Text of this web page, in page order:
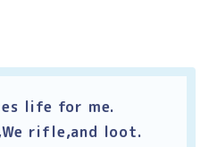
life for me.
rifle,and loot.